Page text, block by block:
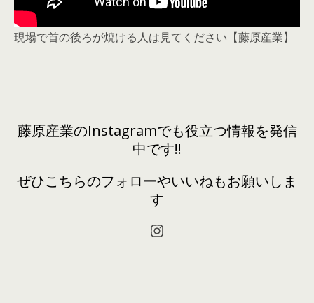
現場で首の後ろが焼ける人は見てください【藤原産業】
藤原産業のInstagramでも役立つ情報を発信
中です!!
ぜひこちらのフォローやいいねもお願いしま
す
Instagram